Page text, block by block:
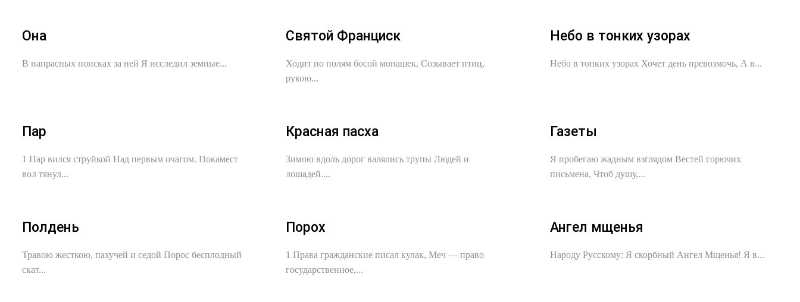
Она
В напрасных поисках за ней Я исследил земные...
Святой Франциск
Ходит по полям босой монашек, Созывает птиц,
рукою...
Небо в тонких узорах
Небо в тонких узорах Хочет день превозмочь, А в...
Пар
1 Пар вился струйкой Над первым очагом. Покамест
вол тянул...
Красная пасха
Зимою вдоль дорог валялись трупы Людей и
лошадей....
Газеты
Я пробегаю жадным взглядом Вестей горючих
письмена, Чтоб душу,...
Полдень
Травою жесткою, пахучей и седой Порос бесплодный
скат...
Порох
1 Права гражданские писал кулак, Меч — право
государственное,...
Ангел мщенья
Народу Русскому: Я скорбный Ангел Мщенья! Я в...